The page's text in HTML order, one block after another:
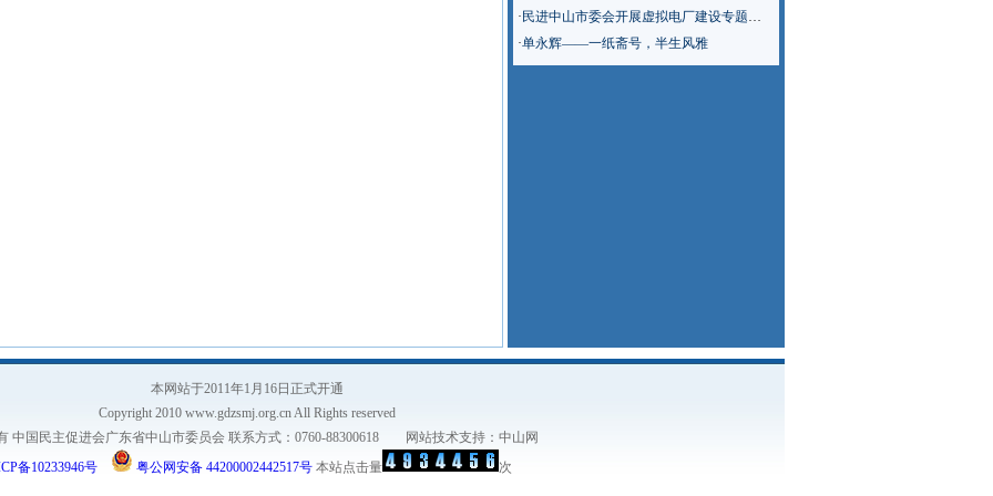
· 民进中山市委会开展虚拟电厂建设专题调研
·单永辉——一纸斋号，半生风雅
本网站于2011年1月16日正式开通
Copyright 2010 www.gdzsmj.org.cn All Rights reserved
中国民主促进会广东省中山市委员会 联系方式：0760-88300618 网站技术支持：中山网
备10233946号
粤公网安备 44200002442517号本站点击量 次